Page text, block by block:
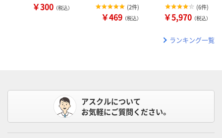
￥300 （税込）
(2件)
￥469 （税込）
(6件)
￥5,970 （税込）
ランキング一覧
アスクルについて
お気軽にご質問ください。